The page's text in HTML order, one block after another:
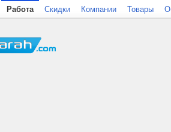
Работа Скидки Компании Товары